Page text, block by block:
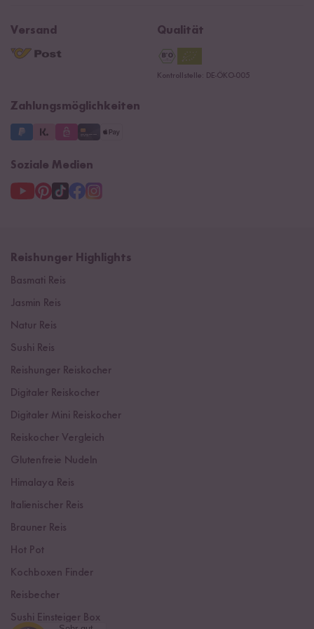
Kontaktformular
Navacopah
Reishunger Gutscheine
B2B
Versand Qualität
Kontrollstelle: DE-ÖKO-005
Zahlungsmöglichkeiten
Soziale Medien
Reishunger Highlights
Basmati Reis
Jasmin Reis
Natur Reis
Sushi Reis
Reishunger Reiskocher
Digitaler Reiskocher
Digitaler Mini Reiskocher
Reiskocher Vergleich
Glutenfreie Nudeln
Himalaya Reis
Italienischer Reis
Brauner Reis
Hot Pot
Kochboxen Finder
Reisbecher
Sushi Einsteiger Box